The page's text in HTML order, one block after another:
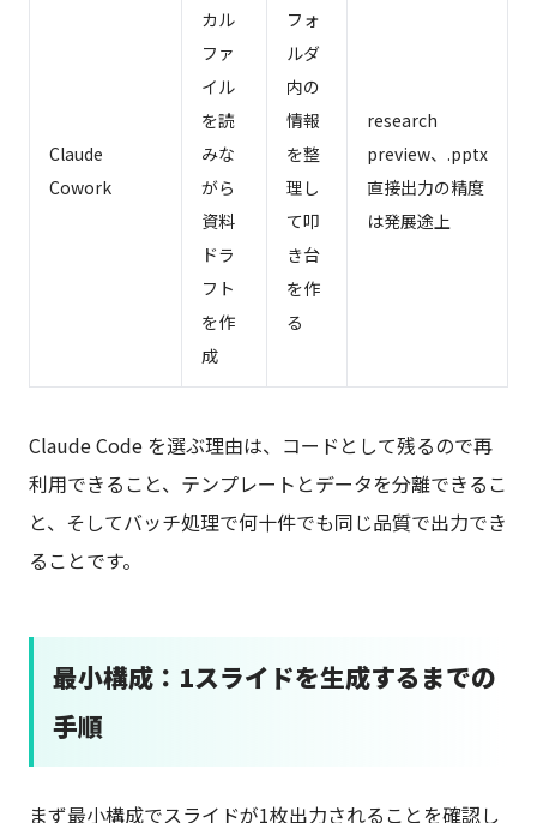
Claude
Cowork
カル
ファ
イル
を読
みな
がら
資料
ドラ
フト
を作
成
フォ
ルダ
内の
情報
を整
理し
て叩
き台
を作
る
research
preview、.pptx
直接出力の精度
は発展途上
Claude Code を選ぶ理由は、コードとして残るので再
利用できること、テンプレートとデータを分離できるこ
と、そしてバッチ処理で何十件でも同じ品質で出力でき
ることです。
最小構成：1スライドを生成するまでの
手順
まず最小構成でスライドが1枚出力されることを確認し